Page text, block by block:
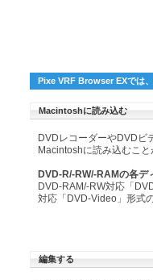
Pixe VRF Browser EXでは
Macintoshに読み込む
DVDレコーダーやDVDビ
Macintoshに読み込むこと
DVD-R/-RW/-RAMの各デ
DVD-RAM/-RW対応「
対応「DVD-Video」形式
編集する